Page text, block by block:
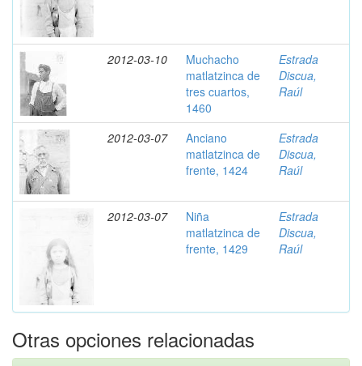
2012-03-10
Muchacho
matlatzinca de
tres cuartos,
1460
Estrada
Discua,
Raúl
2012-03-07
Anciano
matlatzinca de
frente, 1424
Estrada
Discua,
Raúl
2012-03-07
Niña
matlatzinca de
frente, 1429
Estrada
Discua,
Raúl
Otras opciones relacionadas